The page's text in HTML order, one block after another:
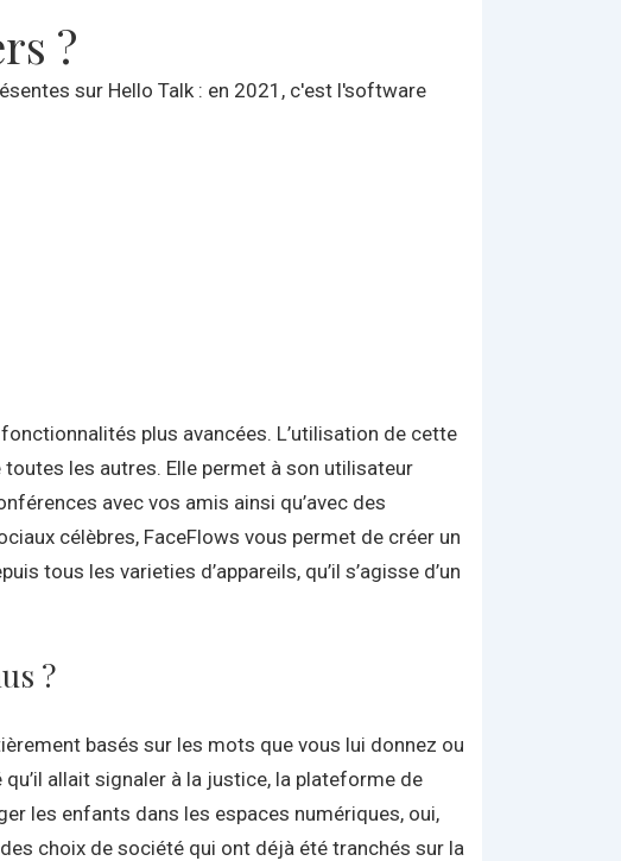
?
sur Hello Talk : en 2021, c'est l'software
plus avancées. L’utilisation de cette
les autres. Elle permet à son utilisateur
avec vos amis ainsi qu’avec des
célèbres, FaceFlows vous permet de créer un
tous les varieties d’appareils, qu’il s’agisse d’un
?
basés sur les mots que vous lui donnez ou
qu’il allait signaler à la justice, la plateforme de
les enfants dans les espaces numériques, oui,
choix de société qui ont déjà été tranchés sur la